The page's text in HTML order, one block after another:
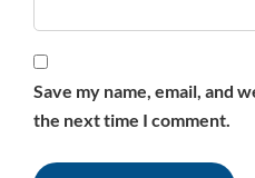
Save my name, email, and
the next time I comment.